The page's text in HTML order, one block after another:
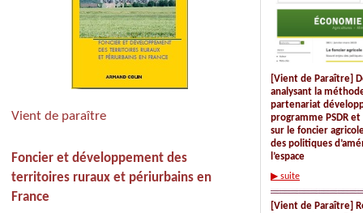
Vient de paraître
Foncier et développement des
territoires ruraux et périurbains en
France
[Vient de Paraître]
analysant la
partenariat
programme PSDR et
sur le foncier
des politiques
l’espace
▶ suite
[Vient de Paraître]